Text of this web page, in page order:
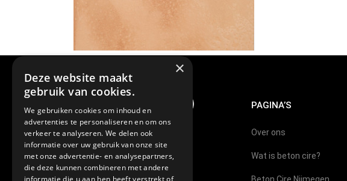
Showroom Venloseweg 11B
5975 PS Sevenum
Geopend op afspraak
PAGINA’S
Over ons
Wat is beton cire?
×
Deze website maakt
gebruik van cookies.
We gebruiken cookies om inhoud en
advertenties te personaliseren en om ons
verkeer te analyseren. We delen ook
informatie over uw gebruik van onze site
met onze advertentie- en analysepartners,
die deze kunnen combineren met andere
informatie die u aan hen heeft verstrekt of